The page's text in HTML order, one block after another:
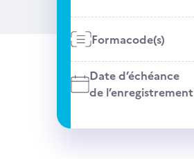
Formacode(s)
Date d’échéance
de l’enregistrement